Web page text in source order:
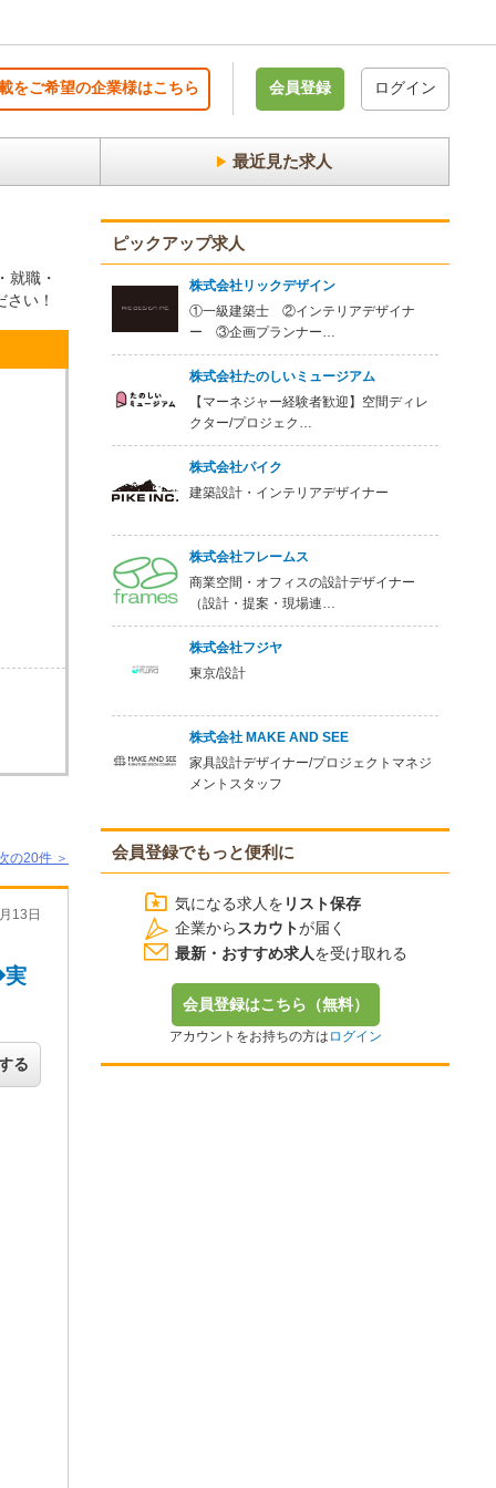
をご希望の企業様はこちら 会員登録 ログイン
最近見た求人
就職・
い！
の20件 ＞
13日
実
る
ピックアップ求人
株式会社リックデザイン
①一級建築士 ②インテリアデザイナ
ー ③企画プランナー…
株式会社たのしいミュージアム
【マーネジャー経験者歓迎】空間ディレ
クター/プロジェク…
株式会社パイク
建築設計・インテリアデザイナー
株式会社フレームス
商業空間・オフィスの設計デザイナー
（設計・提案・現場連…
株式会社フジヤ
東京/設計
株式会社 MAKE AND SEE
家具設計デザイナー/プロジェクトマネジ
メントスタッフ
会員登録でもっと便利に
気になる求人を リスト保存
企業から スカウトが届く
最新・おすすめ求人を受け取れる
会員登録はこちら（無料）
アカウントをお持ちの方は ログイン